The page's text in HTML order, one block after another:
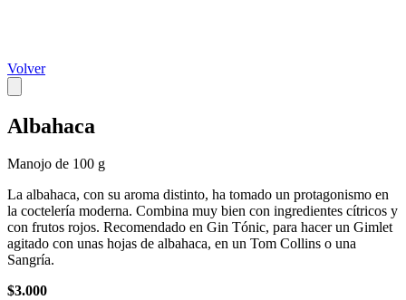
Volver
Albahaca
Manojo de 100 g
La albahaca, con su aroma distinto, ha tomado un protagonismo en
la coctelería moderna. Combina muy bien con ingredientes cítricos y
con frutos rojos. Recomendado en Gin Tónic, para hacer un Gimlet
agitado con unas hojas de albahaca, en un Tom Collins o una
Sangría.
$3.000